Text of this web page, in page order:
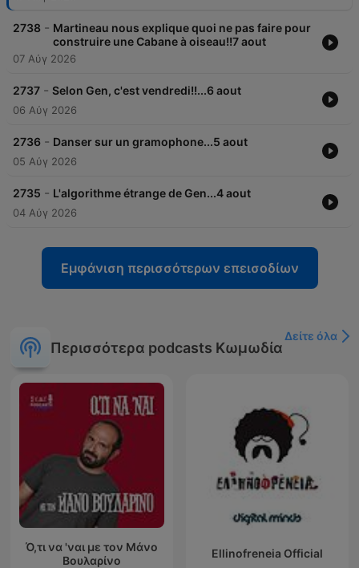
2738 - Martineau nous explique quoi ne pas faire pour
construire une Cabane à oiseau!!7 aout
07 Αύγ 2026
2737 - Selon Gen, c'est vendredi!!...6 aout
06 Αύγ 2026
2736 - Danser sur un gramophone...5 aout
05 Αύγ 2026
2735 - L'algorithme étrange de Gen...4 aout
04 Αύγ 2026
Εμφάνιση περισσότερων επεισοδίων
Περισσότερα podcasts Κωμωδία
Δείτε όλα
Ό,τι να 'ναι με τον Μάνο
Βουλαρίνο
Ellinofreneia Official